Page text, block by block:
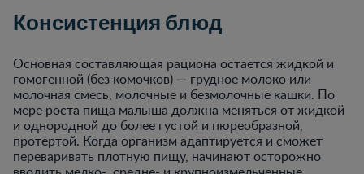
Консистенция блюд
Основная составляющая рациона остается жидкой и
гомогенной (без комочков) — грудное молоко или
молочная смесь, молочные и безмолочные кашки. По
мере роста пища малыша должна меняться от жидкой
и однородной до более густой и пюреобразной,
протертой. Когда организм адаптируется и сможет
переваривать плотную пищу, начинают осторожно